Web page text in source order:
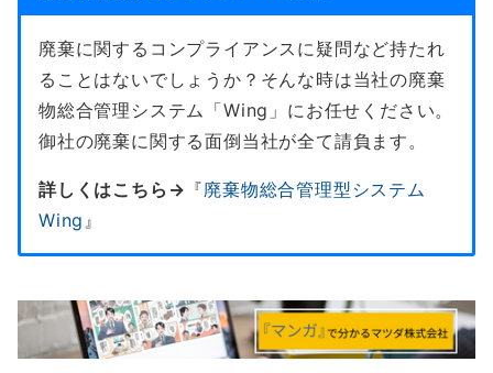
廃棄に関するコンプライアンスに疑問など持たれ
ることはないでしょうか？そんな時は当社の廃棄
物総合管理システム「Wing」にお任せください。
御社の廃棄に関する面倒当社が全て請負ます。
詳しくはこちら→ 『廃棄物総合管理型システム
Wing 』